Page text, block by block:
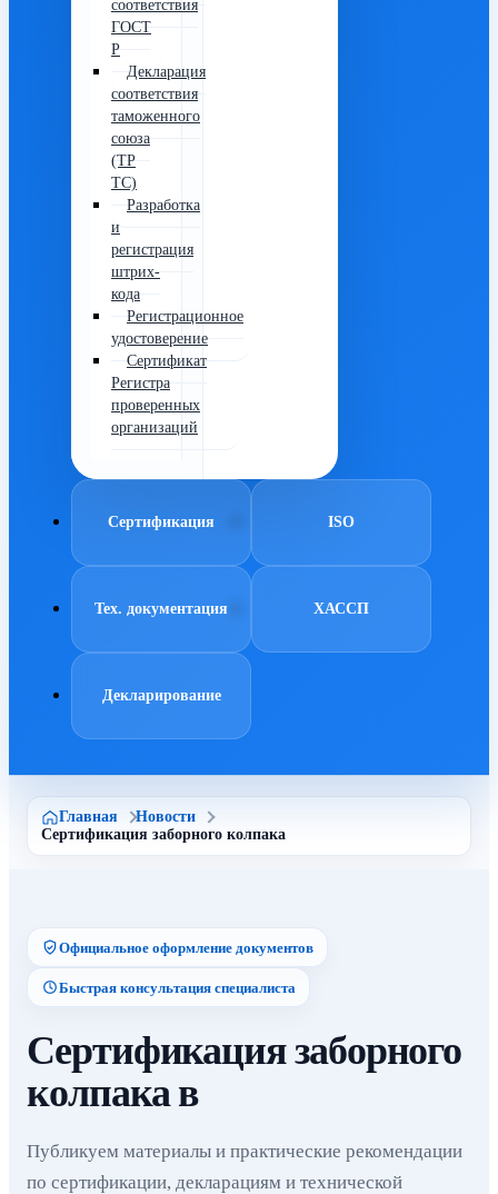
соответствия
ГОСТ
Р
Декларация
соответствия
таможенного
союза
(ТР
ТС)
Разработка
и
регистрация
штрих-
кода
Регистрационное
удостоверение
Сертификат
Регистра
проверенных
организаций
Сертификация ISO
Тех. документация ХАССП
Декларирование
Главная
Новости
Сертификация заборного колпака
Официальное оформление документов
Быстрая консультация специалиста
Сертификация заборного
колпака в
Публикуем материалы и практические рекомендации
по сертификации, декларациям и технической